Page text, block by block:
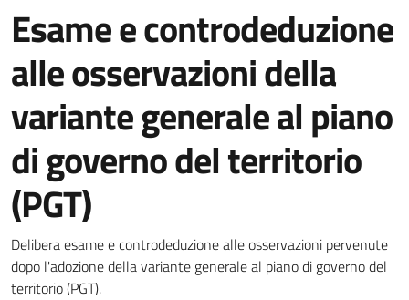
Esame e controdeduzione
alle osservazioni della
variante generale al piano
di governo del territorio
(PGT)
Dettagli della notizia
Delibera esame e controdeduzione alle osservazioni pervenute
dopo l'adozione della variante generale al piano di governo del
territorio (PGT).